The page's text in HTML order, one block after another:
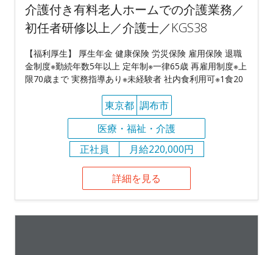
介護付き有料老人ホームでの介護業務／
初任者研修以上／介護士／KGS38
【福利厚生】 厚生年金 健康保険 労災保険 雇用保険 退職
金制度※勤続年数5年以上 定年制※一律65歳 再雇用制度※上
限70歳まで 実務指導あり※未経験者 社内食利用可※1食20
東京都 調布市
医療・福祉・介護
正社員
月給220,000円
詳細を見る